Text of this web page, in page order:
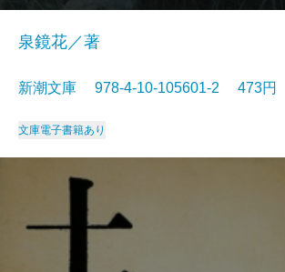
泉鏡花／著
新潮文庫 978-4-10-105601-2 473円
文庫電子書籍あり